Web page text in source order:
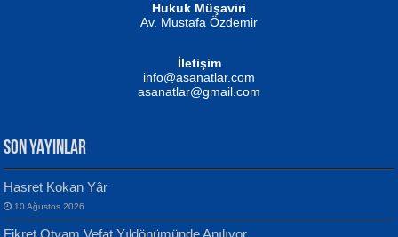
MUSTAFA KELOĞLU
Yılmaz Ekinci
Hukuk Müşaviri
Av. Mustafa Özdemir
İletişim
info@asanatlar.com
asanatlar@gmail.com
SON YAYINLAR
Hasret Kokan Yâr
10 Ağustos 2026